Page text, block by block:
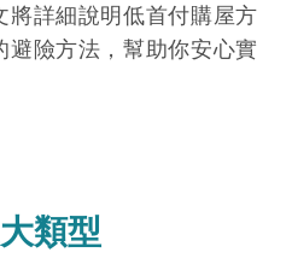
將詳細說明低首付購屋方
險方法，幫助你安心實
類型